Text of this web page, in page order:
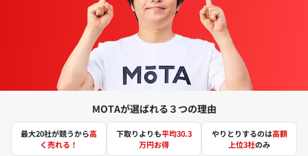
MOTAが選ばれる３つの理由
最大20社が競うから高
く売れる！
下取りよりも平均30.3
万円お得
やりとりするのは高額
上位3社のみ